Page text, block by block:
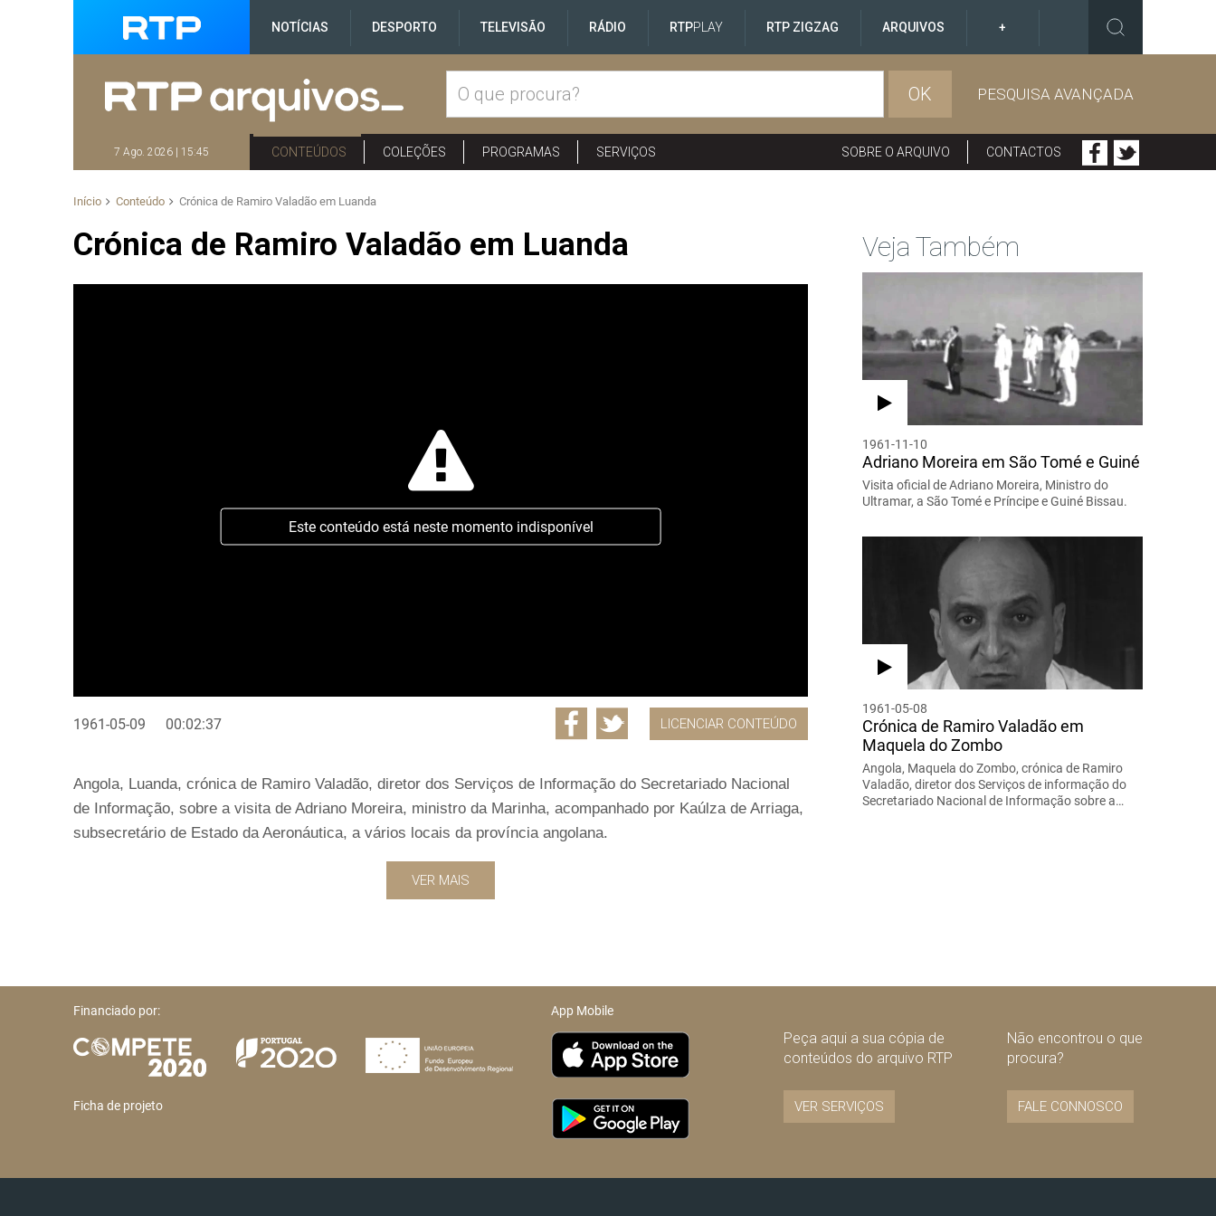
NOTÍCIAS DESPORTO TELEVISÃO RÁDIO RTPPLAY RTP ZIGZAG ARQUIVOS +
OK PESQUISA AVANÇADA
7 Ago. 2026 | 15:45 CONTEÚDOS COLEÇÕES PROGRAMAS SERVIÇOS SOBRE O ARQUIVO CONTACTOS
Início Conteúdo Crónica de Ramiro Valadão em Luanda
Crónica de Ramiro Valadão em Luanda
Este conteúdo está neste momento indisponível
1961-05-09 00:02:37 LICENCIAR CONTEÚDO
Angola, Luanda, crónica de Ramiro Valadão, diretor dos Serviços de Informação do Secretariado Nacional
de Informação, sobre a visita de Adriano Moreira, ministro da Marinha, acompanhado por Kaúlza de Arriaga,
subsecretário de Estado da Aeronáutica, a vários locais da província angolana.
VER MAIS
Veja Também
1961-11-10
Adriano Moreira em São Tomé e Guiné
Visita oficial de Adriano Moreira, Ministro do
Ultramar, a São Tomé e Príncipe e Guiné Bissau.
1961-05-08
Crónica de Ramiro Valadão em
Maquela do Zombo
Angola, Maquela do Zombo, crónica de Ramiro
Valadão, diretor dos Serviços de informação do
Secretariado Nacional de Informação sobre a…
Financiado por:
Ficha de projeto
App Mobile
Peça aqui a sua cópia de
conteúdos do arquivo RTP
VER SERVIÇOS
Não encontrou o que
procura?
FALE CONNOSCO